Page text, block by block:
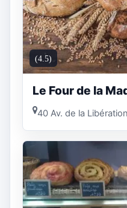
(4.5)
Le Four de la
40 Av. de la